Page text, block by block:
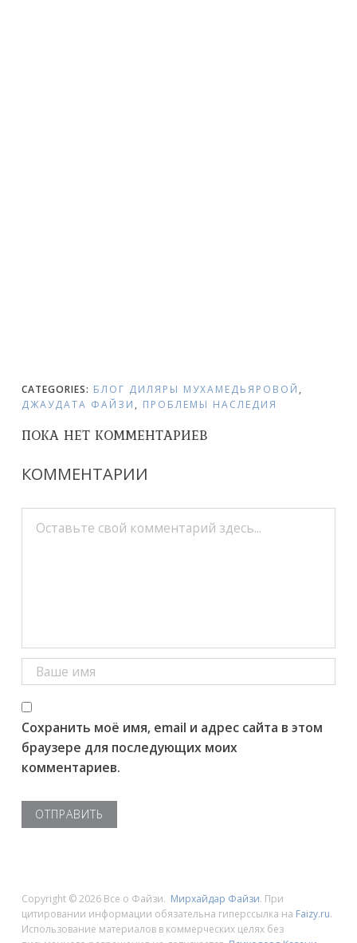
CATEGORIES: БЛОГ ДИЛЯРЫ МУХАМЕДЬЯРОВОЙ ,
ДЖАУДАТА ФАЙЗИ , ПРОБЛЕМЫ НАСЛЕДИЯ
ПОКА НЕТ КОММЕНТАРИЕВ
КОММЕНТАРИИ
Сохранить моё имя, email и адрес сайта в этом
браузере для последующих моих
комментариев.
Copyright © 2026 Все о Файзи. Мирхайдар Файзи. При
цитировании информации обязательна гиперссылка на Faizy.ru.
Использование материалов в коммерческих целях без